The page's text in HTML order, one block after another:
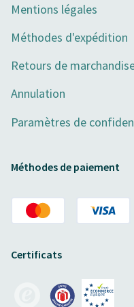
Mentions légales
Méthodes d'expédition
Retours de
Annulation
Paramètres de
Méthodes de paiement
Certificats